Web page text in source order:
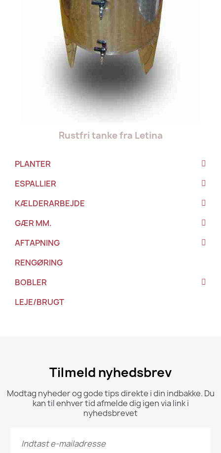
PLANTER
ESPALLIER
KÆLDERARBEJDE
GÆR MM.
AFTAPNING
RENGØRING
BOBLER
LEJE/BRUGT
Rustfri tanke fra Letina
Tilmeld nyhedsbrev
Modtag nyheder og gode tips direkte i din indbakke. Du
kan til enhver tid afmelde dig igen via link i
nyhedsbrevet